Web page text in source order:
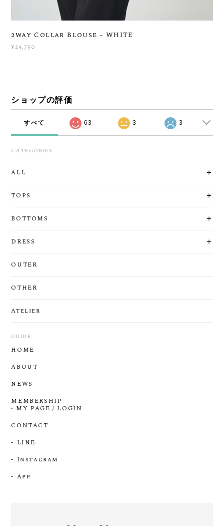
2way Collar Blouse - WHITE
¥24,750
ショップの評価
すべて 63 3 3
CATEGORIES
ALL
TOPS
BOTTOMS
DRESS
OUTER
OTHER
Atelier
GUIDE
HOME
ABOUT
NEWS
MEMBERSHIP
MY PAGE / LOGIN
CONTACT
- LINE
- Instagram
- App